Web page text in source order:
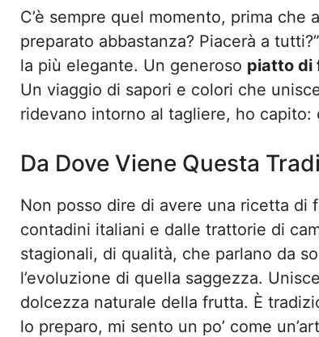
C’è sempre quel momento, prima
preparato abbastanza? Piacerà a
la più elegante. Un generoso piatto di
Un viaggio di sapori e colori che
ridevano intorno al tagliere, ho
Da Dove Viene Questa
Non posso dire di avere una ricetta di
contadini italiani e dalle trattorie di
stagionali, di qualità, che parlano da
l’evoluzione di quella saggezza.
dolcezza naturale della frutta. È
lo preparo, mi sento un po’ come